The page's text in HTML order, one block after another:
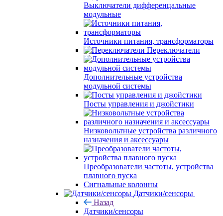
Выключатели дифференцальные
модульные
Источники питания, трансформаторы
Переключатели
Дополнительные устройства
модульной системы
Посты управления и джойстики
Низковольтные устройства различного
назначения и аксессуары
Преобразователи частоты, устройства
плавного пуска
Сигнальные колонны
Датчики/сенсоры
Назад
Датчики/сенсоры